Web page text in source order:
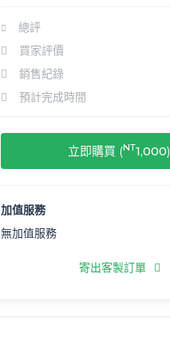
總評
買家評價
銷售紀錄
預計完成時間
立即購買 (NT1,000)
加值服務
無加值服務
寄出客製訂單